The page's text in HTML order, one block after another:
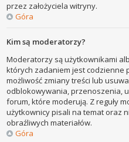
przez założyciela witryny.
Góra
Kim są moderatorzy?
Moderatorzy są użytkownikami
których zadaniem jest codzienne
możliwość zmiany treści lub
odblokowywania, przenoszenia,
forum, które moderują. Z reguły
użytkownicy pisali na temat oraz
obraźliwych materiałów.
Góra